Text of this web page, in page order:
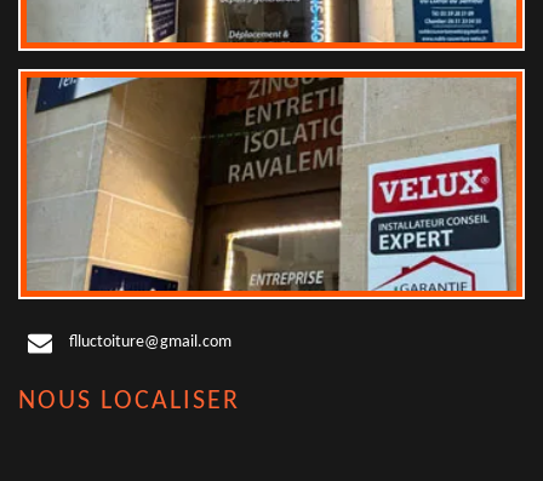
flluctoiture@gmail.com
NOUS LOCALISER